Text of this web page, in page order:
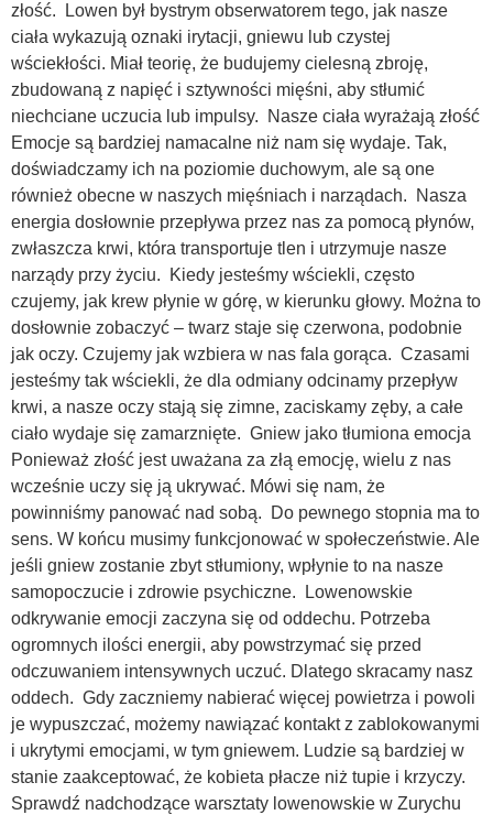
złość. Lowen był bystrym obserwatorem tego, jak nasze
ciała wykazują oznaki irytacji, gniewu lub czystej
wściekłości. Miał teorię, że budujemy cielesną zbroję,
zbudowaną z napięć i sztywności mięśni, aby stłumić
niechciane uczucia lub impulsy. Nasze ciała wyrażają złość
Emocje są bardziej namacalne niż nam się wydaje. Tak,
doświadczamy ich na poziomie duchowym, ale są one
również obecne w naszych mięśniach i narządach. Nasza
energia dosłownie przepływa przez nas za pomocą płynów,
zwłaszcza krwi, która transportuje tlen i utrzymuje nasze
narządy przy życiu. Kiedy jesteśmy wściekli, często
czujemy, jak krew płynie w górę, w kierunku głowy. Można to
dosłownie zobaczyć – twarz staje się czerwona, podobnie
jak oczy. Czujemy jak wzbiera w nas fala gorąca. Czasami
jesteśmy tak wściekli, że dla odmiany odcinamy przepływ
krwi, a nasze oczy stają się zimne, zaciskamy zęby, a całe
ciało wydaje się zamarznięte. Gniew jako tłumiona emocja
Ponieważ złość jest uważana za złą emocję, wielu z nas
wcześnie uczy się ją ukrywać. Mówi się nam, że
powinniśmy panować nad sobą. Do pewnego stopnia ma to
sens. W końcu musimy funkcjonować w społeczeństwie. Ale
jeśli gniew zostanie zbyt stłumiony, wpłynie to na nasze
samopoczucie i zdrowie psychiczne. Lowenowskie
odkrywanie emocji zaczyna się od oddechu. Potrzeba
ogromnych ilości energii, aby powstrzymać się przed
odczuwaniem intensywnych uczuć. Dlatego skracamy nasz
oddech. Gdy zaczniemy nabierać więcej powietrza i powoli
je wypuszczać, możemy nawiązać kontakt z zablokowanymi
i ukrytymi emocjami, w tym gniewem. Ludzie są bardziej w
stanie zaakceptować, że kobieta płacze niż tupie i krzyczy.
Sprawdź nadchodzące warsztaty lowenowskie w Zurychu